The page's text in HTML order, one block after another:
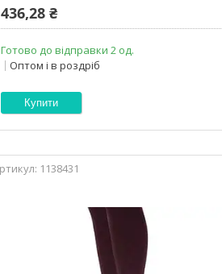
436,28 ₴
Готово до відправки 2 од.
Оптом і в роздріб
Купити
1138431